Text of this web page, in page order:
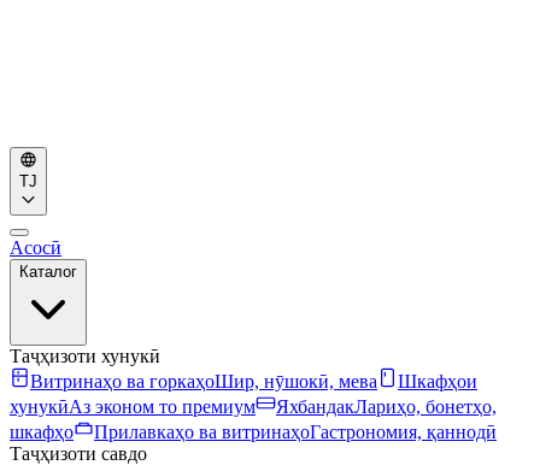
TJ
Асосӣ
Каталог
Таҷҳизоти хунукӣ
Витринаҳо ва горкаҳоШир, нӯшокӣ, мева
Шкафҳои
хунукӣАз эконом то премиум ЯхбандакЛариҳо, бонетҳо,
шкафҳо
Прилавкаҳо ва витринаҳоГастрономия, қаннодӣ
Таҷҳизоти савдо